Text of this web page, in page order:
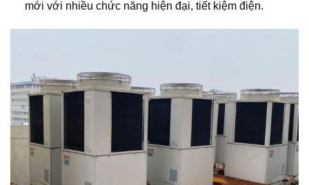
mới với nhiều chức năng hiện đại, tiết kiệm điện.